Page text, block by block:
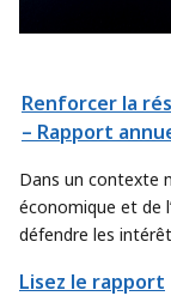
Renforcer la
– Rapport
Dans un contexte
économique et de
défendre les
encore davantage
Lisez le rapport